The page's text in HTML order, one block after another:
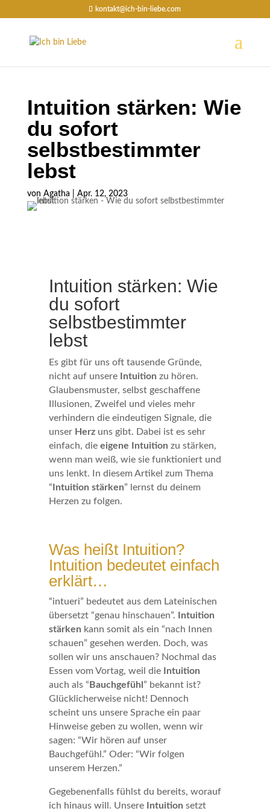
kontakt@ich-bin-liebe.com
Intuition stärken: Wie
du sofort
selbstbestimmter
lebst
von Agatha| Apr. 12, 2023
Intuition stärken: Wie
du sofort
selbstbestimmter
lebst
Es gibt für uns oft tausende Gründe,
nicht auf unsereIntuition zu hören.
Glaubensmuster, selbst geschaffene
Illusionen, Zweifel und vieles mehr
verhindern die eindeutigen Signale, die
unser Herzuns gibt. Dabei ist es sehr
einfach, die eigene Intuition zu stärken,
wenn man weiß, wie sie funktioniert und
uns lenkt. In diesem Artikel zum Thema
“ Intuition stärken” lernst du deinem
Herzen zu folgen.
Was heißt Intuition?
Intuition bedeutet einfach
erklärt…
“intueri” bedeutet aus dem Lateinischen
übersetzt “genau hinschauen”.
Intuition
stärken kann somit als ein “nach Innen
schauen” gesehen werden. Doch, was
sollen wir uns anschauen? Nochmal das
Essen vom Vortag, weil die
Intuition
auch als “ Bauchgefühl ” bekannt ist?
Glücklicherweise nicht! Dennoch
scheint uns unsere Sprache ein paar
Hinweise geben zu wollen, wenn wir
sagen: “Wir hören auf unser
Bauchgefühl.” Oder: “Wir folgen
unserem Herzen.”
Gegebenenfalls fühlst du bereits, worauf
ich hinaus will. Unsere
Intuition setzt